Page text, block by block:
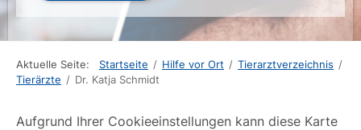
Aktuelle Seite: Startseite / Hilfe vor Ort / Tierarztverzeichnis /
Tierärzte / Dr. Katja Schmidt
Aufgrund Ihrer Cookieeinstellungen kann diese Karte